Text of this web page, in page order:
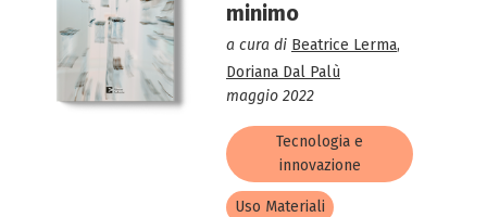
minimo
a cura di Beatrice Lerma,
Doriana Dal Palù
maggio 2022
Tecnologia e
innovazione
Uso Materiali